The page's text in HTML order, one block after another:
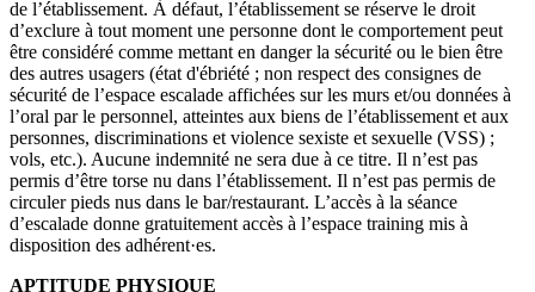
de l’établissement. À défaut, l’établissement se réserve le droit
d’exclure à tout moment une personne dont le comportement peut
être considéré comme mettant en danger la sécurité ou le bien être
des autres usagers (état d'ébriété ; non respect des consignes de
sécurité de l’espace escalade affichées sur les murs et/ou données à
l’oral par le personnel, atteintes aux biens de l’établissement et aux
personnes, discriminations et violence sexiste et sexuelle (VSS) ;
vols, etc.). Aucune indemnité ne sera due à ce titre. Il n’est pas
permis d’être torse nu dans l’établissement. Il n’est pas permis de
circuler pieds nus dans le bar/restaurant. L’accès à la séance
d’escalade donne gratuitement accès à l’espace training mis à
disposition des adhérent·es.
APTITUDE PHYSIQUE